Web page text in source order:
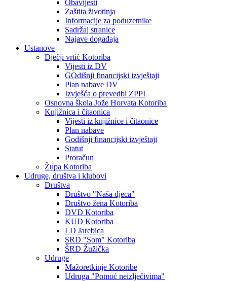
Obavijesti
Zaštita životinja
Informacije za poduzetnike
Sadržaj stranice
Najave događaja
Ustanove
Dječji vrtić Kotoriba
Vijesti iz DV
GOdišnji financijski izvještaji
Plan nabave DV
Izvješća o prevedbi ZPPI
Osnovna škola Jože Horvata Kotoriba
Knjižnica i čitaonica
Vijesti iz knjižnice i čitaonice
Plan nabave
Godišnji financijski izvještaji
Statut
Proračun
Župa Kotoriba
Udruge, društva i klubovi
Društva
Društvo "Naša djeca"
Društvo žena Kotoriba
DVD Kotoriba
KUD Kotoriba
LD Jarebica
SRD "Som" Kotoriba
ŠRD Žužička
Udruge
Mažoretkinje Kotoribe
Udruga "Pomoć neizlječivima"